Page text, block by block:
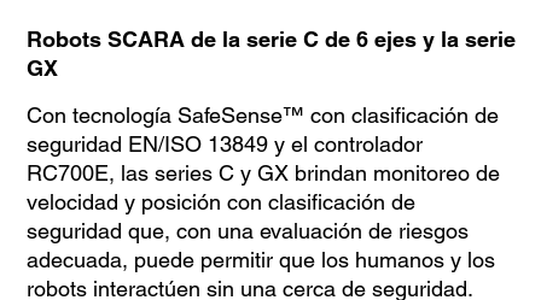
Robots SCARA de la serie Cde 6 ejesy la serie
GX
Con tecnología SafeSense™ con clasificación de
seguridad EN/ISO 13849 y el controlador
RC700E, las series C y GX brindan monitoreo de
velocidad y posición con clasificación de
seguridad que, con una evaluación de riesgos
adecuada, puede permitir que los humanos y los
robots interactúen sin una cerca de seguridad.